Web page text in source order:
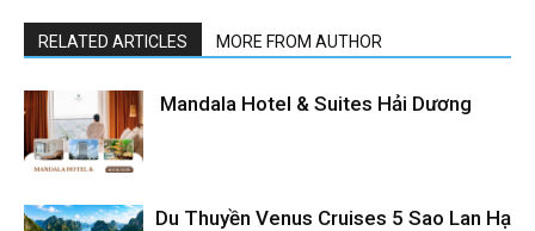
RELATED ARTICLES MORE FROM AUTHOR
Mandala Hotel & Suites Hải Dương
Du Thuyền Venus Cruises 5 Sao Lan Hạ